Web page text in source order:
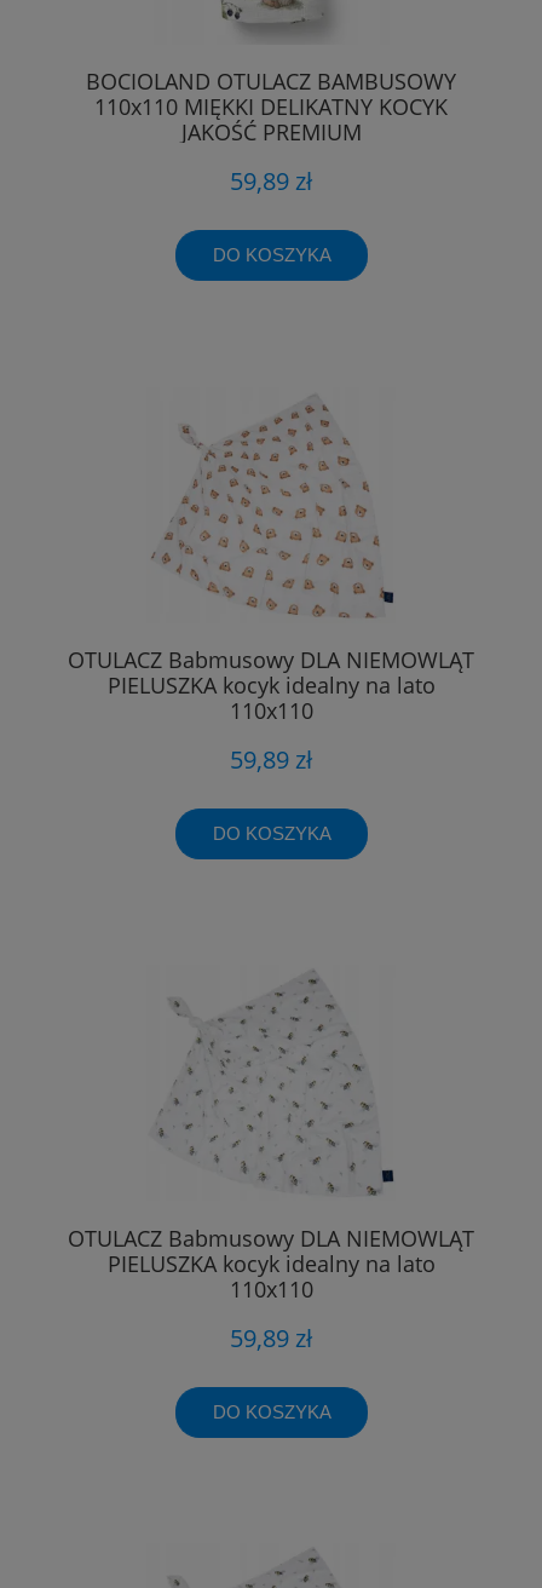
BOCIOLAND OTULACZ BAMBUSOWY
110x110 MIĘKKI DELIKATNY KOCYK
JAKOŚĆ PREMIUM
59,89 zł
DO KOSZYKA
OTULACZ Babmusowy DLA NIEMOWLĄT
PIELUSZKA kocyk idealny na lato
110x110
59,89 zł
DO KOSZYKA
OTULACZ Babmusowy DLA NIEMOWLĄT
PIELUSZKA kocyk idealny na lato
110x110
59,89 zł
DO KOSZYKA